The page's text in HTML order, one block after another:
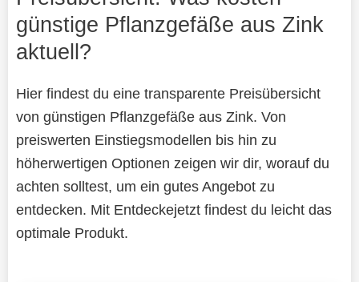
günstige Pflanzgefäße aus Zink
aktuell?
Hier findest du eine transparente Preisübersicht
von günstigen Pflanzgefäße aus Zink. Von
preiswerten Einstiegsmodellen bis hin zu
höherwertigen Optionen zeigen wir dir, worauf du
achten solltest, um ein gutes Angebot zu
entdecken. Mit Entdeckejetzt findest du leicht das
optimale Produkt.